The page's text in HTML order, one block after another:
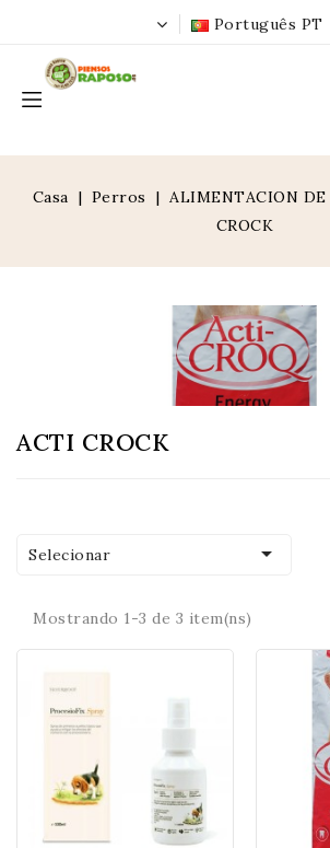
Português PT
Casa Perros ALIMENTACION DE
CROCK
ACTI CROCK
Selecionar 
Mostrando 1-3 de 3 item(ns)